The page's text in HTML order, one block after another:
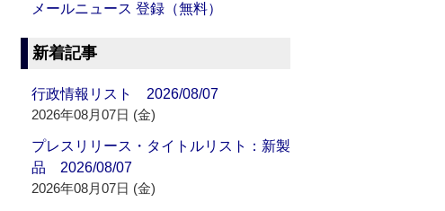
メールニュース 登録（無料）
新着記事
行政情報リスト 2026/08/07
2026年08月07日 (金)
プレスリリース・タイトルリスト：新製
品 2026/08/07
2026年08月07日 (金)